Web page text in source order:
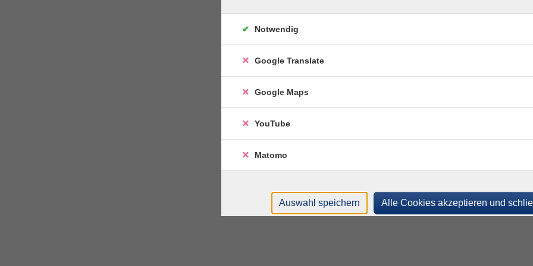
Notwendig
Google Translate
Google Maps
YouTube
Matomo
Auswahl speichern Alle Cookies akzeptieren und